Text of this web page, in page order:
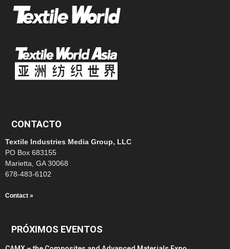
CONTACTO
Textile Industries Media Group, LLC
PO Box 683155
Marietta, GA 30068
678-483-6102
Contact »
PRÓXIMOS EVENTOS